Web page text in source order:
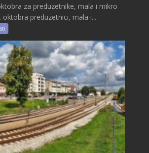
za preduzetnike, mala i mikro
preduzetnici, mala i...